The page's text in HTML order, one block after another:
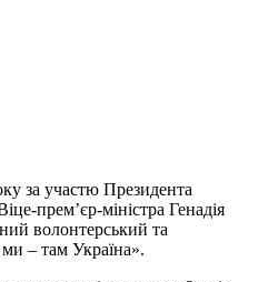
за участю Президента
прем’єр-міністра Генадія
волонтерський та
– там Україна».